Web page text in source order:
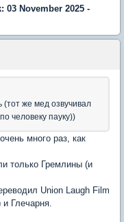
03 November 2025 -
(тот же мед озвучивал
человеку пауку))
много раз, как
только Гремлины (и
Union Laugh Film
Глечарня.